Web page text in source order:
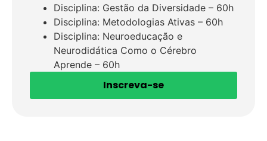
Disciplina: Gestão da Diversidade – 60h
Disciplina: Metodologias Ativas – 60h
Disciplina: Neuroeducação e
Neurodidática Como o Cérebro
Aprende – 60h
Inscreva-se